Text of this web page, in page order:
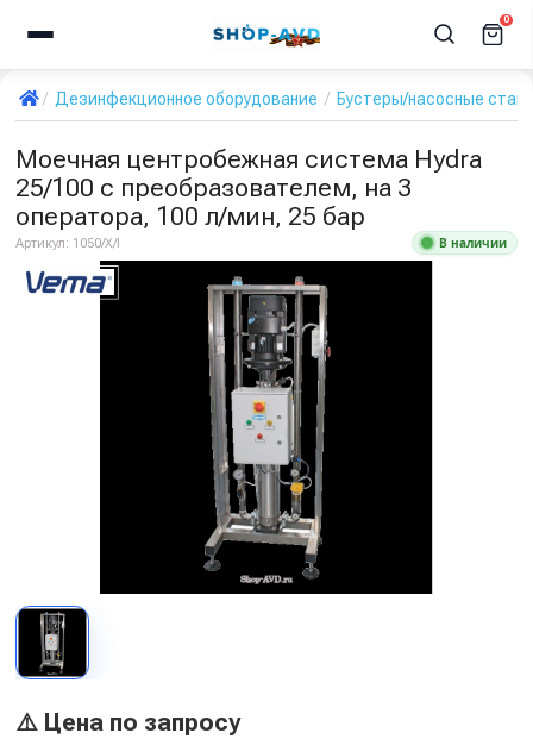
0
Дезинфекционное оборудование Бустеры/насосные
Моечная центробежная система Hydra
25/100 с преобразователем, на 3
оператора, 100 л/мин, 25 бар
Артикул: 1050/X/I В наличии
⚠️ Цена по запросу